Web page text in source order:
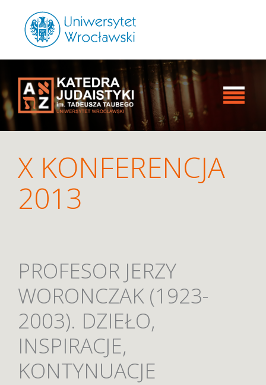
X KONFERENCJA
2013
PROFESOR JERZY
WORONCZAK (1923-
2003). DZIEŁO,
INSPIRACJE,
KONTYNUACJE